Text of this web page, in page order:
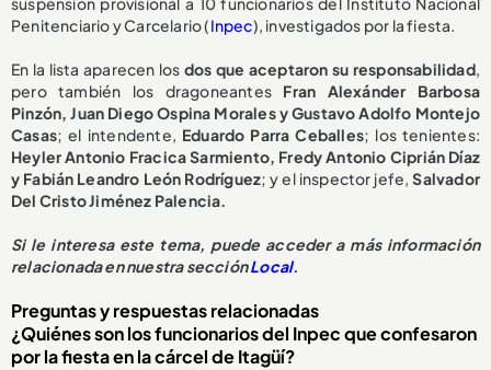
Penitenciario y Carcelario (Inpec), investigados por la fiesta.
En la lista aparecen los dos que aceptaron su responsabilidad,
pero también los dragoneantes Fran Alexánder Barbosa
Pinzón, Juan Diego Ospina Morales y Gustavo Adolfo Montejo
Casas; el intendente, Eduardo Parra Ceballes; los tenientes:
Heyler Antonio Fracica Sarmiento, Fredy Antonio Ciprián Díaz
y Fabián Leandro León Rodríguez; y el inspector jefe,Salvador
Del Cristo Jiménez Palencia.
Si le interesa este tema, puede acceder a más información
relacionada en nuestra secciónLocal.
Preguntas y respuestas relacionadas
¿Quiénes son los funcionarios del Inpec que confesaron
por la fiesta en la cárcel de Itagüí?